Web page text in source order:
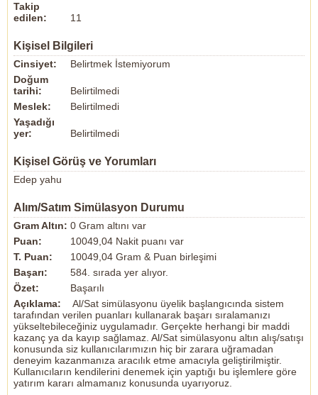
Takip
edilen:
11
Kişisel Bilgileri
Cinsiyet:
Belirtmek İstemiyorum
Doğum
tarihi:
Belirtilmedi
Meslek:
Belirtilmedi
Yaşadığı
yer:
Belirtilmedi
Kişisel Görüş ve Yorumları
Edep yahu
Alım/Satım Simülasyon Durumu
Gram Altın: 0 Gram altını var
Puan:
10049,04 Nakit puanı var
T. Puan:
10049,04 Gram & Puan birleşimi
Başarı:
584. sırada yer alıyor.
Özet:
Başarılı
Açıklama:
Al/Sat simülasyonu üyelik başlangıcında sistem
tarafından verilen puanları kullanarak başarı sıralamanızı
yükseltebileceğiniz uygulamadır. Gerçekte herhangi bir maddi
kazanç ya da kayıp sağlamaz. Al/Sat simülasyonu altın alış/satışı
konusunda siz kullanıcılarımızın hiç bir zarara uğramadan
deneyim kazanmanıza aracılık etme amacıyla geliştirilmiştir.
Kullanıcıların kendilerini denemek için yaptığı bu işlemlere göre
yatırım kararı almamanız konusunda uyarıyoruz.